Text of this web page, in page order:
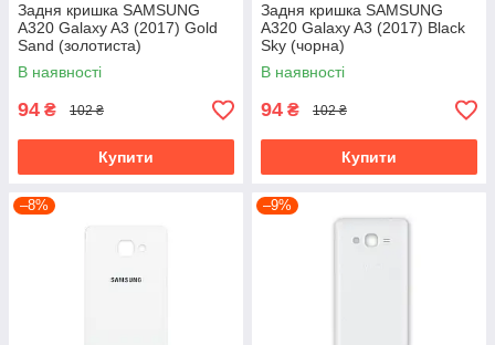
Задня кришка SAMSUNG
A320 Galaxy A3 (2017) Gold
Sand (золотиста)
В наявності
94 ₴ 102 ₴
Купити
Задня кришка SAMSUNG
A320 Galaxy A3 (2017) Black
Sky (чорна)
В наявності
94 ₴ 102 ₴
Купити
–8% –9%